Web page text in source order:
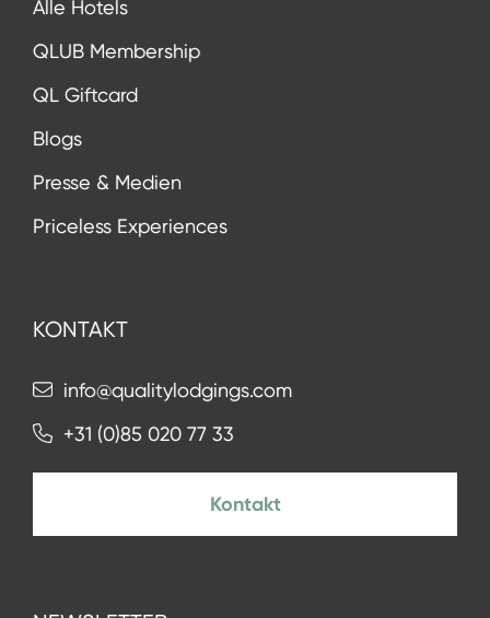
Alle Hotels
QLUB Membership
QL Giftcard
Blogs
Presse & Medien
Priceless Experiences
KONTAKT
info@qualitylodgings.com
+31 (0)85 020 77 33
Kontakt